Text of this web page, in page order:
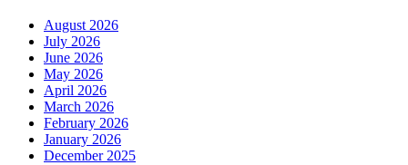
August 2026
July 2026
June 2026
May 2026
April 2026
March 2026
February 2026
January 2026
December 2025